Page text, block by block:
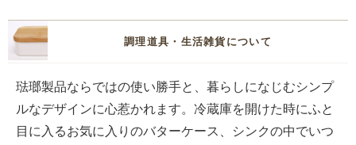
調理道具・生活雑貨について
琺瑯製品ならではの使い勝手と、暮らしになじむシンプ
ルなデザインに心惹かれます。冷蔵庫を開けた時にふと
目に入るお気に入りのバターケース、シンクの中でいつ